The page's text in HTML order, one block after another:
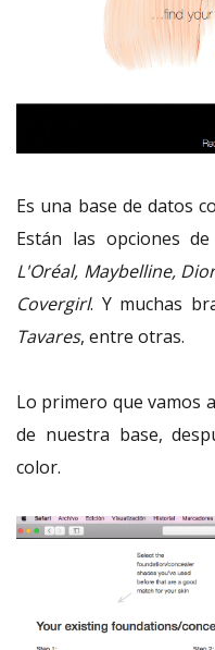
Es una base de datos
Están las opciones
L'Oréal, Maybelline,
Covergirl. Y muchas
Tavares, entre otras.
Lo primero que vamos
de nuestra base,
color.